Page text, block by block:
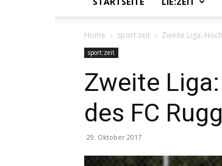
Home sport:zeit Zweite Liga:
sport:zeit
Zweite
des FC
29. Oktober 2017